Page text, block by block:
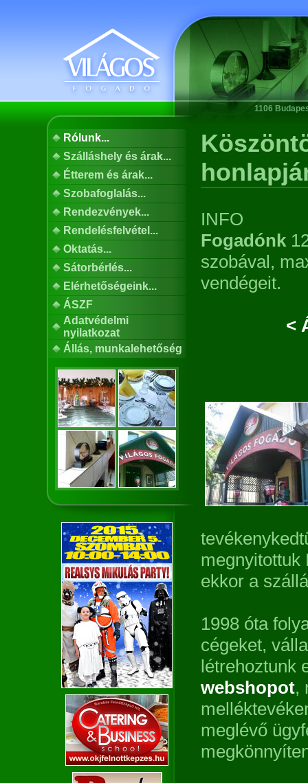
1106
Rólunk...
Szálláshely és árak...
Étterem és árak...
Szobafoglalás...
Rendezvények...
Rendelésfelvétel...
Oktatás...
Sátorbérlés...
Elérhetőségeink...
ÁSZF
Adatvédelmi
nyilatkozat
Állás, munkalehetőség
INFO
Fogadónk
szobával,
vendégeit.
<
megnyitottuk
ekkor a
1998 óta
cégeket,
létrehoztunk
webshopot,
meglévő